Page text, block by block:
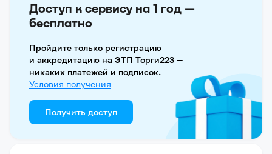
Доступ к сервису на 1 год —
бесплатно
Пройдите только регистрацию
и аккредитацию на ЭТП Торги223 —
никаких платежей и подписок.
Условия получения
Получить доступ